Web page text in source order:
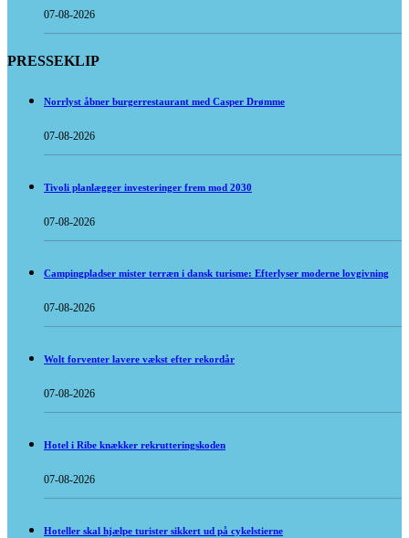
07-08-2026
PRESSEKLIP
Norrlyst åbner burgerrestaurant med Casper Drømme
07-08-2026
Tivoli planlægger investeringer frem mod 2030
07-08-2026
Campingpladser mister terræn i dansk turisme: Efterlyser moderne lovgivning
07-08-2026
Wolt forventer lavere vækst efter rekordår
07-08-2026
Hotel i Ribe knækker rekrutteringskoden
07-08-2026
Hoteller skal hjælpe turister sikkert ud på cykelstierne